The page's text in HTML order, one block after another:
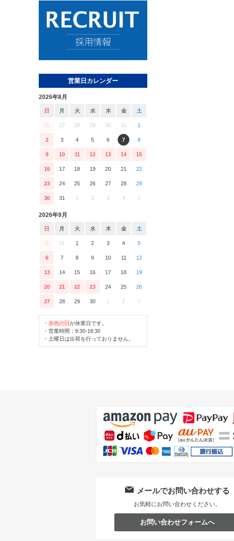
営業日カレンダー
2026年8月
日 月 火 水 木 金 土
26 27 28 29 30 31 1
2 3 4 5 6 7 8
9 10 11 12 13 14 15
16 17 18 19 20 21 22
23 24 25 26 27 28 29
30 31 1 2 3 4 5
2026年9月
日 月 火 水 木 金 土
30 31 1 2 3 4 5
6 7 8 9 10 11 12
13 14 15 16 17 18 19
20 21 22 23 24 25 26
27 28 29 30 1 2 3
・ 赤色の日が休業日です。
・営業時間：9:30-18:30
・土曜日は出荷を行っておりません。
メールでお問い合わせする
お気軽にお問い合わせください。
お問い合わせフォームへ